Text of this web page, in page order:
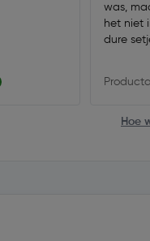
was,
het niet
dure
Hoe